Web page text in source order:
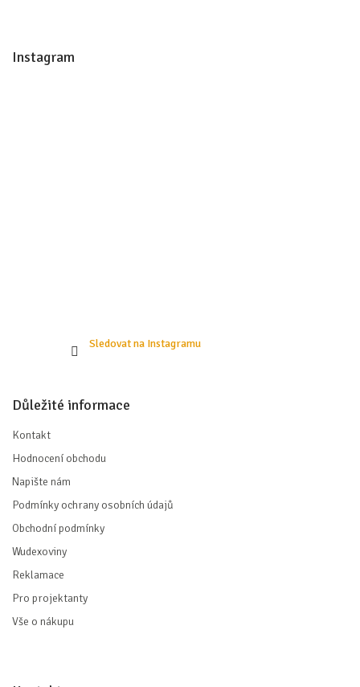
Instagram
Sledovat na Instagramu
Důležité informace
Kontakt
Hodnocení obchodu
Napište nám
Podmínky ochrany osobních údajů
Obchodní podmínky
Wudexoviny
Reklamace
Pro projektanty
Vše o nákupu